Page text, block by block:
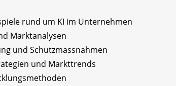
rund um KI im Unternehmen
Marktanalysen
und Schutzmassnahmen
und Markttrends